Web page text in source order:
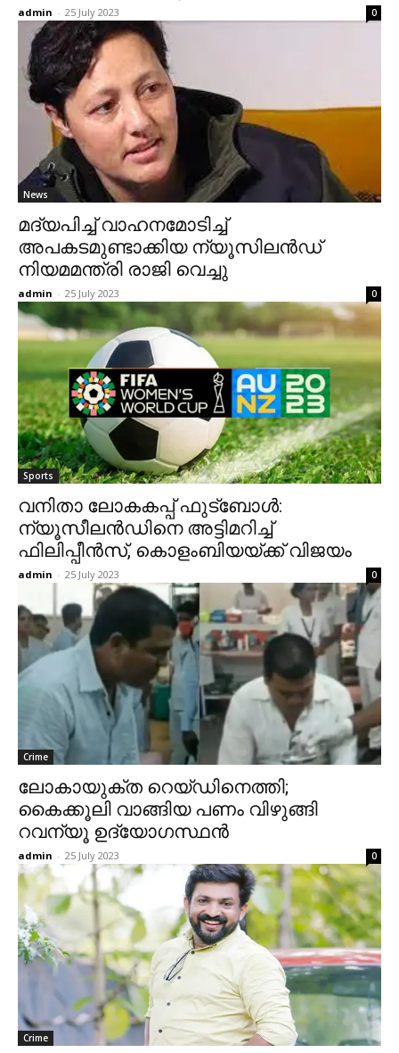
admin - 25 July 2023 0
News
മദ്യപിച്ച് വാഹനമോടിച്ച്
അപകടമുണ്ടാക്കിയ ന്യൂസിലന്‍ഡ്
നിയമമന്ത്രി രാജി വെച്ചു
admin - 25 July 2023 0
Sports
വനിതാ ലോകകപ്പ് ഫുട്‌ബോള്‍:
ന്യൂസീലന്‍ഡിനെ അട്ടിമറിച്ച്
ഫിലിപ്പീന്‍സ്, കൊളംബിയയ്ക്ക് വിജയം
admin - 25 July 2023 0
Crime
ലോകായുക്ത റെയ്ഡിനെത്തി;
കൈക്കൂലി വാങ്ങിയ പണം വിഴുങ്ങി
റവന്യൂ ഉദ്യോഗസ്ഥന്‍
admin - 25 July 2023 0
Crime